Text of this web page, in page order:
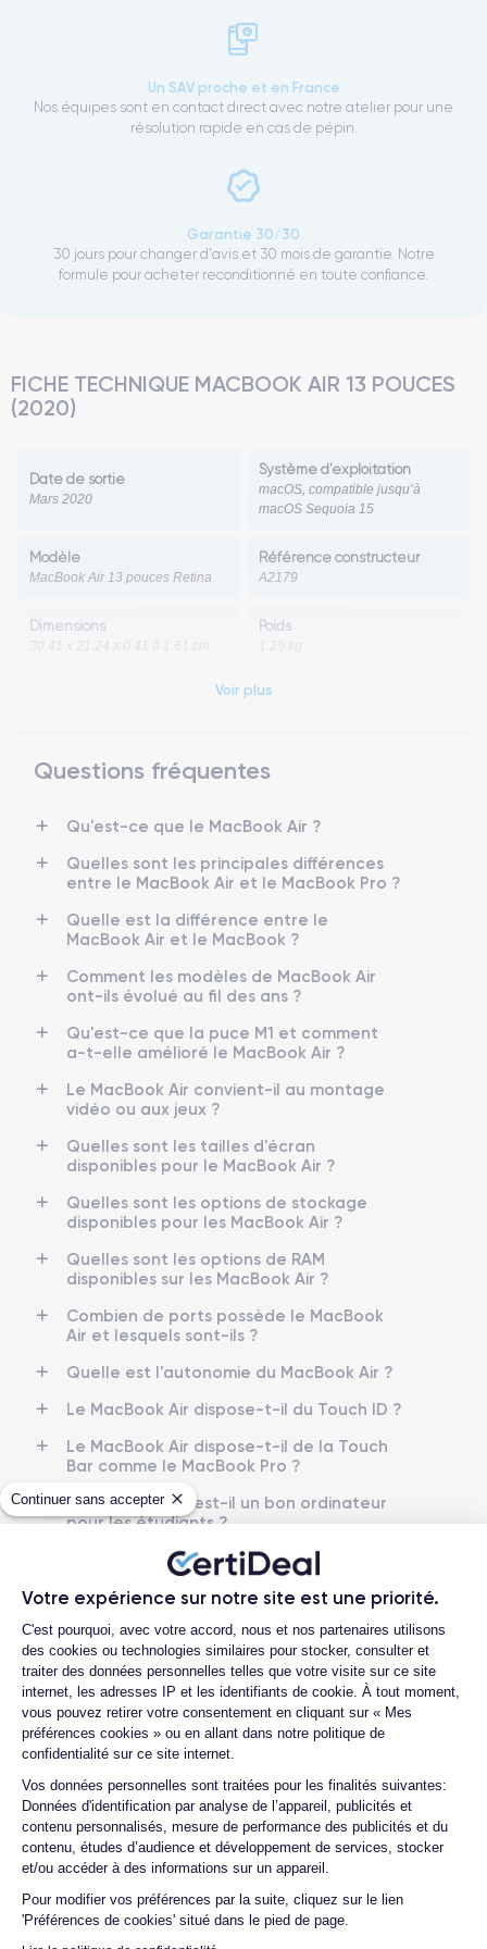
Continuer sans accepter
Votre expérience sur notre site est une priorité.
Plateforme de Gestion du
C'est pourquoi, avec votre accord, nous et nos partenaires utilisons
des cookies ou technologies similaires pour stocker, consulter et
traiter des données personnelles telles que votre visite sur ce site
internet, les adresses IP et les identifiants de cookie. À tout moment,
vous pouvez retirer votre consentement en cliquant sur « Mes
préférences cookies » ou en allant dans notre politique de
confidentialité sur ce site internet.
Vos données personnelles sont traitées pour les finalités suivantes:
Données d'identification par analyse de l’appareil, publicités et
contenu personnalisés, mesure de performance des publicités et du
contenu, études d’audience et développement de services, stocker
et/ou accéder à des informations sur un appareil.
Pour modifier vos préférences par la suite, cliquez sur le lien
'Préférences de cookies' situé dans le pied de page.
Axeptio consent
Un SAV proche et en France
Nos équipes sont en contact direct avec notre atelier pour une
résolution rapide en cas de pépin.
Garantie 30/30
30 jours pour changer d'avis et 30 mois de garantie. Notre
formule pour acheter reconditionné en toute confiance.
FICHE TECHNIQUE MACBOOK AIR 13 POUCES
(2020)
Date de sortie
Mars 2020
Système d’exploitation
macOS, compatible jusqu’à
macOS Sequoia 15
Modèle
MacBook Air 13 pouces Retina
Référence constructeur
A2179
Dimensions
30.41 x 21.24 x 0.41 à 1.61 cm
Poids
1.29 kg
Résolution écran
Densité de pixels
Écran Retina rétroéclairé par
Non Oui
Luminosité de l’écran
Non communiqué par Apple
Couleurs
Prise en charge de millions de
Intel Core i3, i5 ou i7 de 10e
génération selon configuration
Processeur
CPU bicœur ou quadricœur selon
configuration
Carte graphique
Non dédiée
Carte graphique intégrée
Mémoire RAM
LPDDR4X à 3733 MHz
Stockage interne
configuration
Type de stockage
SSD PCIe
Architecture
64 bits
Ports USB-C / Thunderbolt 3
2 ports Thunderbolt 3
Sortie HDMI
Aucun Oui, jack 3.5 mm
Recharge Adaptateur secteur
49.9 Wh lithium-polymère
Autonomie
sans fil
Caméra avant
Caméra FaceTime HD 720p
Haut-parleurs stéréo avec son
stéréo ample et Dolby Atmos
Microphones
Ensemble de trois micros avec
formation de faisceaux
directionnels
WiFi
Wi-Fi 802.11ac
Bluetooth
Bluetooth 5.0
Touch Bar
Non
Touch ID
Oui
Clavier
Magic Keyboard rétroéclairé
Voir plus
Questions fréquentes
Qu'est-ce que le MacBook Air ?
Quelles sont les principales différences
entre le MacBook Air et le MacBook Pro ?
Quelle est la différence entre le
MacBook Air et le MacBook ?
Comment les modèles de MacBook Air
ont-ils évolué au fil des ans ?
Qu'est-ce que la puce M1 et comment
a-t-elle amélioré le MacBook Air ?
Le MacBook Air convient-il au montage
vidéo ou aux jeux ?
Quelles sont les tailles d'écran
disponibles pour le MacBook Air ?
Quelles sont les options de stockage
disponibles pour les MacBook Air ?
Quelles sont les options de RAM
disponibles sur les MacBook Air ?
Combien de ports possède le MacBook
Air et lesquels sont-ils ?
Quelle est l'autonomie du MacBook Air ?
Le MacBook Air dispose-t-il du Touch ID ?
Le MacBook Air dispose-t-il de la Touch
Bar comme le MacBook Pro ?
Le MacBook Air est-il un bon ordinateur
pour les étudiants ?
Le MacBook Air est-il résistant ?
Quelles sont les principales différences
entre les modèles équipés de
processeurs Intel et ceux avec puces M1,
M2, M3 ?
Le MacBook Air prend-il en charge
l'extension de la RAM ou du stockage ?
Quels accessoires sont inclus avec la
Quelles garanties offrez-vous sur vos
produits ?
Quels sont vos modes de paiement ?
Est-il possible de payer le MacBook Air
en plusieurs fois ?